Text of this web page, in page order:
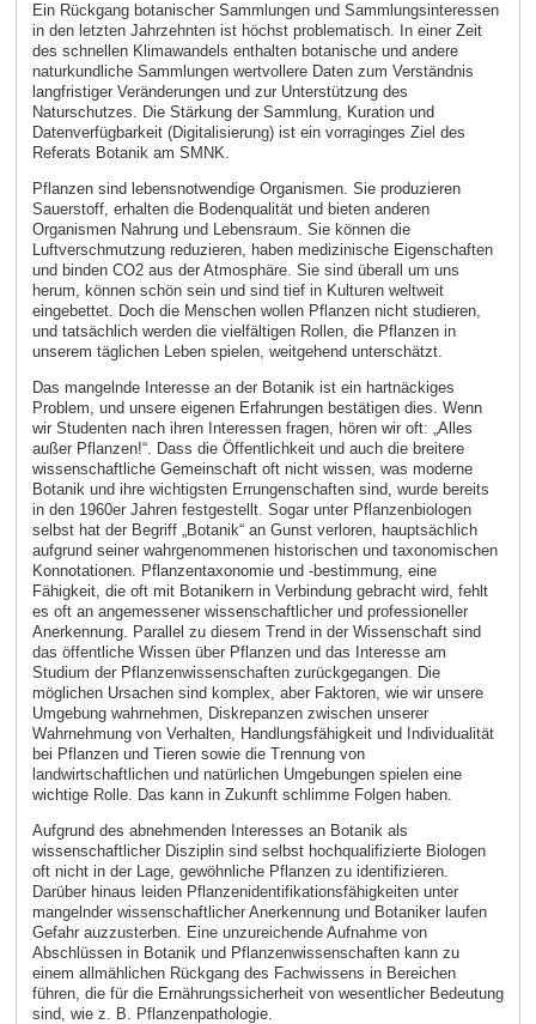
Ein Rückgang botanischer Sammlungen und Sammlungsinteressen
in den letzten Jahrzehnten ist höchst problematisch. In einer Zeit
des schnellen Klimawandels enthalten botanische und andere
naturkundliche Sammlungen wertvollere Daten zum Verständnis
langfristiger Veränderungen und zur Unterstützung des
Naturschutzes. Die Stärkung der Sammlung, Kuration und
Datenverfügbarkeit (Digitalisierung) ist ein vorraginges Ziel des
Referats Botanik am SMNK.
Pflanzen sind lebensnotwendige Organismen. Sie produzieren
Sauerstoff, erhalten die Bodenqualität und bieten anderen
Organismen Nahrung und Lebensraum. Sie können die
Luftverschmutzung reduzieren, haben medizinische Eigenschaften
und binden CO2 aus der Atmosphäre. Sie sind überall um uns
herum, können schön sein und sind tief in Kulturen weltweit
eingebettet. Doch die Menschen wollen Pflanzen nicht studieren,
und tatsächlich werden die vielfältigen Rollen, die Pflanzen in
unserem täglichen Leben spielen, weitgehend unterschätzt.
Das mangelnde Interesse an der Botanik ist ein hartnäckiges
Problem, und unsere eigenen Erfahrungen bestätigen dies. Wenn
wir Studenten nach ihren Interessen fragen, hören wir oft: „Alles
außer Pflanzen!“. Dass die Öffentlichkeit und auch die breitere
wissenschaftliche Gemeinschaft oft nicht wissen, was moderne
Botanik und ihre wichtigsten Errungenschaften sind, wurde bereits
in den 1960er Jahren festgestellt. Sogar unter Pflanzenbiologen
selbst hat der Begriff „Botanik“ an Gunst verloren, hauptsächlich
aufgrund seiner wahrgenommenen historischen und taxonomischen
Konnotationen. Pflanzentaxonomie und -bestimmung, eine
Fähigkeit, die oft mit Botanikern in Verbindung gebracht wird, fehlt
es oft an angemessener wissenschaftlicher und professioneller
Anerkennung. Parallel zu diesem Trend in der Wissenschaft sind
das öffentliche Wissen über Pflanzen und das Interesse am
Studium der Pflanzenwissenschaften zurückgegangen. Die
möglichen Ursachen sind komplex, aber Faktoren, wie wir unsere
Umgebung wahrnehmen, Diskrepanzen zwischen unserer
Wahrnehmung von Verhalten, Handlungsfähigkeit und Individualität
bei Pflanzen und Tieren sowie die Trennung von
landwirtschaftlichen und natürlichen Umgebungen spielen eine
wichtige Rolle. Das kann in Zukunft schlimme Folgen haben.
Aufgrund des abnehmenden Interesses an Botanik als
wissenschaftlicher Disziplin sind selbst hochqualifizierte Biologen
oft nicht in der Lage, gewöhnliche Pflanzen zu identifizieren.
Darüber hinaus leiden Pflanzenidentifikationsfähigkeiten unter
mangelnder wissenschaftlicher Anerkennung und Botaniker laufen
Gefahr auzzusterben. Eine unzureichende Aufnahme von
Abschlüssen in Botanik und Pflanzenwissenschaften kann zu
einem allmählichen Rückgang des Fachwissens in Bereichen
führen, die für die Ernährungssicherheit von wesentlicher Bedeutung
sind, wie z. B. Pflanzenpathologie.